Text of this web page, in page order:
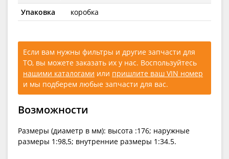
Упаковка
коробка
Если вам нужны фильтры и другие запчасти для
ТО, вы можете заказать их у нас. Воспользуйтесь
нашими каталогами или пришлите ваш VIN номер
и мы подберем любые запчасти для вас.
Возможности
Размеры (диаметр в мм): высота :176; наружные
размеры 1:98,5; внутренние размеры 1:34.5.